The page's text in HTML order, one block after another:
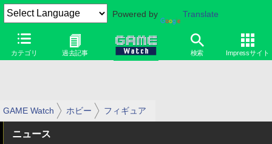
Powered by Translate
カテゴリ 過去記事 検索 Impressサイト
GAME Watch ホビー フィギュア
ニュース